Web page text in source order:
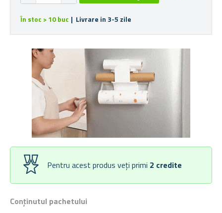
Conținutul pachetului
În stoc > 10 buc | Livrare in 3-5 zile
Pentru acest produs veți primi 2 credite